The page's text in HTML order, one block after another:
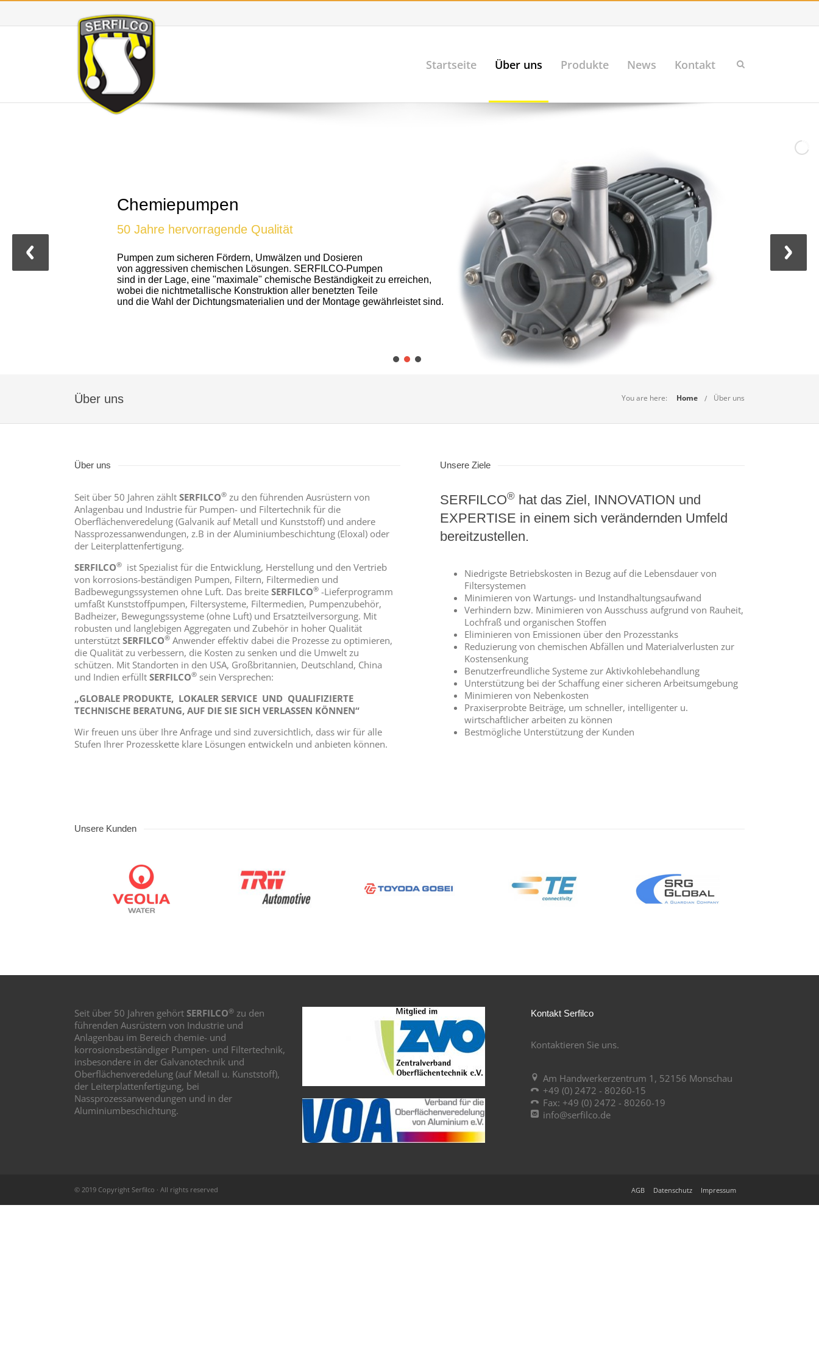
Startseite Über uns Produkte News Kontakt
Pumpen zum sicheren Fördern, Umwälzen und Dosieren
von aggressiven chemischen Lösungen. SERFILCO-Pumpen
sind in der Lage, eine "maximale" chemische Beständigkeit zu erreichen,
wobei die nichtmetallische Konstruktion aller benetzten Teile
und die Wahl der Dichtungsmaterialien und der Montage gewährleistet sind.
Chemiepumpen
50 Jahre hervorragende Qualität
Über uns You are here: Home Über uns
Über uns
Seit über 50 Jahren zählt SERFILCO® zu den führenden Ausrüstern von
Anlagenbau und Industrie für Pumpen- und Filtertechnik für die
Oberflächenveredelung (Galvanik auf Metall und Kunststoff) und andere
Nassprozessanwendungen, z.B in der Aluminiumbeschichtung (Eloxal) oder
der Leiterplattenfertigung.
SERFILCO® ist Spezialist für die Entwicklung, Herstellung und den Vertrieb
von korrosions-beständigen Pumpen, Filtern, Filtermedien und
Badbewegungssystemen ohne Luft. Das breite SERFILCO® -Lieferprogramm
umfaßt Kunststoffpumpen, Filtersysteme, Filtermedien, Pumpenzubehör,
Badheizer, Bewegungssysteme (ohne Luft) und Ersatzteilversorgung. Mit
robusten und langlebigen Aggregaten und Zubehör in hoher Qualität
unterstützt SERFILCO® Anwender effektiv dabei die Prozesse zu optimieren,
die Qualität zu verbessern, die Kosten zu senken und die Umwelt zu
schützen. Mit Standorten in den USA, Großbritannien, Deutschland, China
und Indien erfüllt SERFILCO® sein Versprechen:
„GLOBALE PRODUKTE, LOKALER SERVICE UND QUALIFIZIERTE
TECHNISCHE BERATUNG, AUF DIE SIE SICH VERLASSEN KÖNNEN“
Wir freuen uns über Ihre Anfrage und sind zuversichtlich, dass wir für alle
Stufen Ihrer Prozesskette klare Lösungen entwickeln und anbieten können.
Unsere Ziele
SERFILCO® hat das Ziel, INNOVATION und
EXPERTISE in einem sich verändernden Umfeld
bereitzustellen.
Niedrigste Betriebskosten in Bezug auf die Lebensdauer von
Filtersystemen
Minimieren von Wartungs- und Instandhaltungsaufwand
Verhindern bzw. Minimieren von Ausschuss aufgrund von Rauheit,
Lochfraß und organischen Stoffen
Eliminieren von Emissionen über den Prozesstanks
Reduzierung von chemischen Abfällen und Materialverlusten zur
Kostensenkung
Benutzerfreundliche Systeme zur Aktivkohlebehandlung
Unterstützung bei der Schaffung einer sicheren Arbeitsumgebung
Minimieren von Nebenkosten
Praxiserprobte Beiträge, um schneller, intelligenter u.
wirtschaftlicher arbeiten zu können
Bestmögliche Unterstützung der Kunden
Unsere Kunden
Seit über 50 Jahren gehört SERFILCO® zu den
führenden Ausrüstern von Industrie und
Anlagenbau im Bereich chemie- und
korrosionsbeständiger Pumpen- und Filtertechnik,
insbesondere in der Galvanotechnik und
Oberflächenveredelung (auf Metall u. Kunststoff),
der Leiterplattenfertigung, bei
Nassprozessanwendungen und in der
Aluminiumbeschichtung.
Kontakt Serfilco
Kontaktieren Sie uns.
Am Handwerkerzentrum 1, 52156 Monschau
+49 (0) 2472 - 80260-15
Fax: +49 (0) 2472 - 80260-19
info@serfilco.de
© 2019 Copyright Serfilco · All rights reserved AGB Datenschutz Impressum